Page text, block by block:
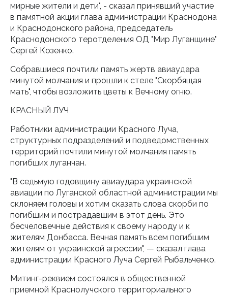
мирные жители и дети", - сказал принявший участие
в памятной акции глава администрации Краснодона
и Краснодонского района, председатель
Краснодонского теротделения ОД "Мир Луганщине"
Сергей Козенко.
Собравшиеся почтили память жертв авиаудара
минутой молчания и прошли к стеле "Скорбящая
мать", чтобы возложить цветы к Вечному огню.
КРАСНЫЙ ЛУЧ
Работники администрации Красного Луча,
структурных подразделений и подведомственных
территорий почтили минутой молчания память
погибших луганчан.
"В седьмую годовщину авиаудара украинской
авиации по Луганской областной администрации мы
склоняем головы и хотим сказать слова скорби по
погибшим и пострадавшим в этот день. Это
бесчеловечные действия к своему народу и к
жителям Донбасса. Вечная память всем погибшим
жителям от украинской агрессии", — сказал глава
администрации Красного Луча Сергей Рыбальченко.
Митинг-реквием состоялся в общественной
приемной Краснолучского территориального